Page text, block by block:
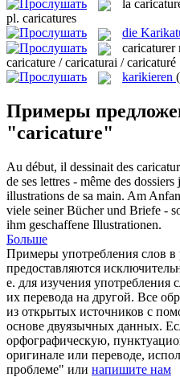
la
pl. caricatures
die
caricaturer
caricature / caricaturai / caricaturé
karikieren
Примеры
"caricature"
Au début, il dessinait des
de ses lettres - même des
illustrations de sa main. Am
viele seiner Bücher und Briefe -
ihm geschaffene Illustrationen.
Больше
Примеры употребления слов в
предоставляются
е. для изучения употребления
их перевода на другой. Все
из открытых источников с
основе двуязычных данных.
орфографическую,
оригинале или переводе,
проблеме" или напишите нам